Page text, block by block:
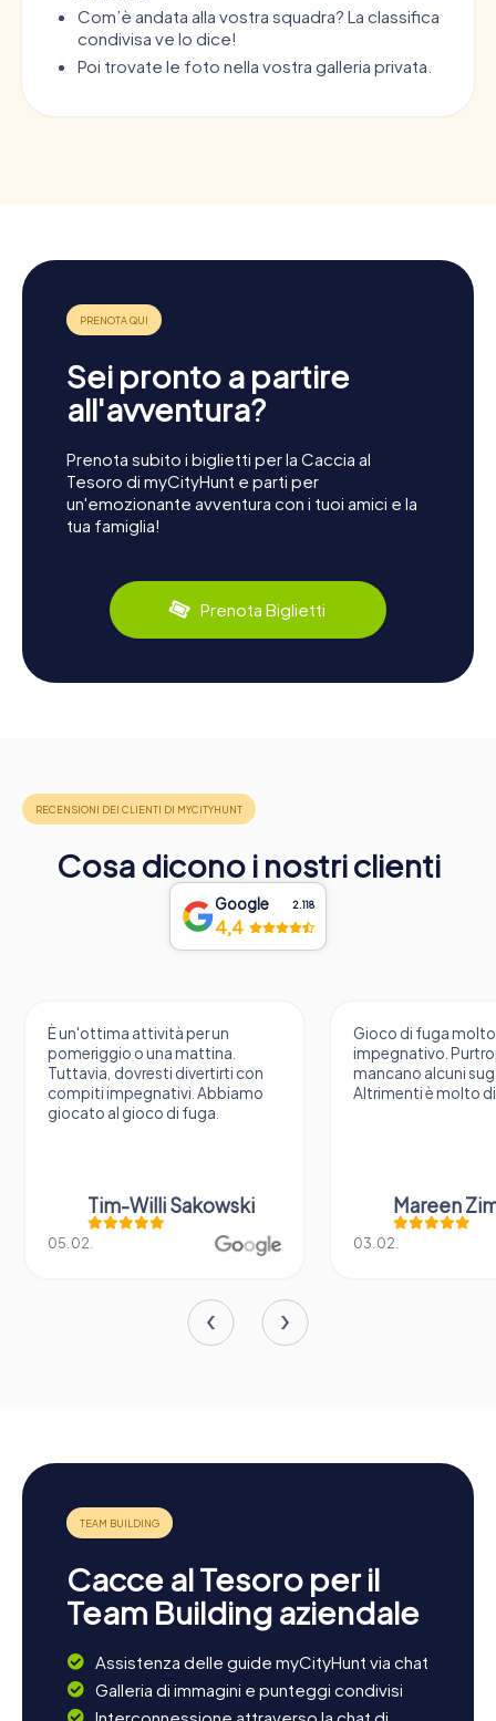
Com’è andata alla vostra squadra? La classifica
condivisa ve lo dice!
Poi trovate le foto nella vostra galleria privata.
Sei pronto a partire
all'avventura?
Prenota subito i biglietti per la Caccia al
Tesoro di myCityHunt e parti per
un'emozionante avventura con i tuoi amici e la
tua famiglia!
Prenota Biglietti
Cosa dicono i nostri clienti
Google 2.118
4,4
È un'ottima attività per un
pomeriggio o una mattina.
Tuttavia, dovresti divertirti con
compiti impegnativi. Abbiamo
giocato al gioco di fuga.
Tim-Willi Sakowski
05.02.
Gioco di fuga molto
impegnativo.
mancano alcuni
Altrimenti è molto
Mareen
03.02.
Cacce al Tesoro per il
Team Building aziendale
Assistenza delle guide myCityHunt via chat
Galleria di immagini e punteggi condivisi